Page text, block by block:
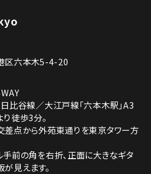
区六本木5-4-20
比谷線／大江戸線「六本木駅」A3
徒歩3分。
差点から外苑東通りを東京タワー方
手前の角を右折、正面に大きなギタ
見えます。